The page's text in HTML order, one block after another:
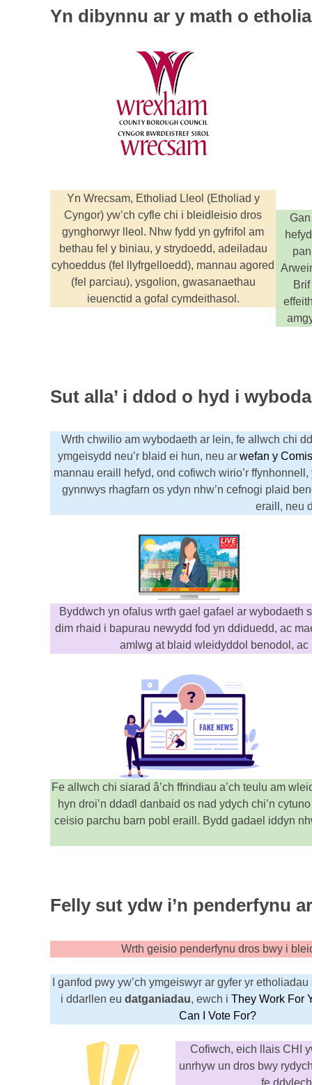
Yn dibynnu ar y math o
Yn Wrecsam, Etholiad Lleol (Etholiad y
Cyngor) yw’ch cyfle chi i bleidleisio dros
gynghorwyr lleol. Nhw fydd yn gyfrifol am
bethau fel y biniau, y strydoedd, adeiladau
cyhoeddus (fel llyfrgelloedd), mannau agored
(fel parciau), ysgolion, gwasanaethau
ieuenctid a gofal cymdeithasol.
Sut alla’ i ddod o hyd i
Wrth chwilio am wybodaeth ar lein, fe allwch chi
ymgeisydd neu’r blaid ei hun, neu ar wefan y
mannau eraill hefyd, ond cofiwch wirio’r
gynnwys rhagfarn os ydyn nhw’n cefnogi plaid
eraill, neu
Byddwch yn ofalus wrth gael gafael ar wybodaeth
dim rhaid i bapurau newydd fod yn ddiduedd, ac
amlwg at blaid wleidyddol benodol,
Fe allwch chi siarad â’ch ffrindiau a’ch teulu am
hyn droi’n ddadl danbaid os nad ydych chi’n
ceisio parchu barn pobl eraill. Bydd gadael iddyn
Felly sut ydw i’n penderfynu
Wrth geisio penderfynu dros bwy i
I ganfod pwy yw’ch ymgeiswyr ar gyfer yr
i ddarllen eu datganiadau, ewch i They Work For
Can I Vote For?
Cofiwch, eich llais CHI
unrhyw un dros bwy
fe